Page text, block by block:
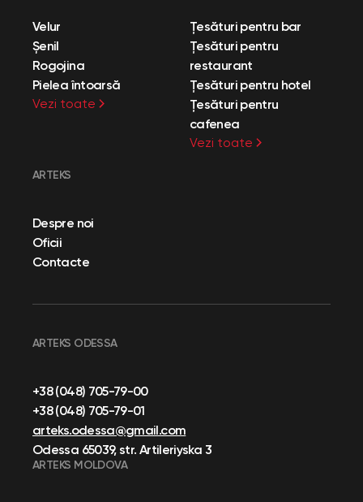
Velur
Șenil
Rogojina
Pielea întoarsă
Vezi toate
Țesături pentru bar
Țesături pentru
restaurant
Țesături pentru hotel
Țesături pentru
cafenea
Vezi toate
ARTEKS
Despre noi
Oficii
Contacte
ARTEKS ODESSA
+38 (048) 705-79-00
+38 (048) 705-79-01
arteks.odessa@gmail.com
Odessa 65039, str. Artileriyska 3
ARTEKS MOLDOVA